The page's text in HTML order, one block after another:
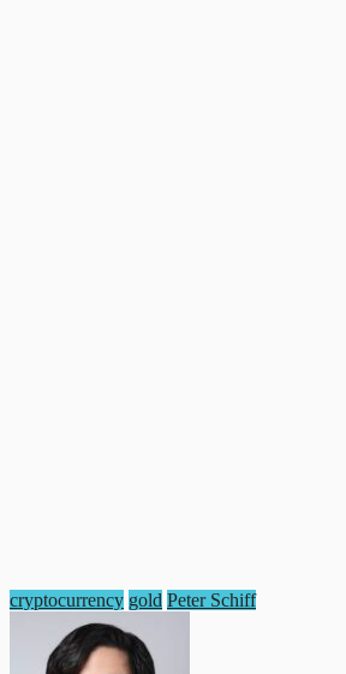
cryptocurrency gold Peter Schiff